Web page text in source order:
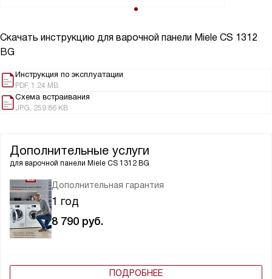
Скачать инструкцию для варочной панели Miele CS 1312
BG
Инструкция по эксплуатации
PDF, 1.24 MB
Схема встраивания
JPG, 259.86 KB
Дополнительные услуги
для варочной панели Miele CS 1312 BG
Дополнительная гарантия
1 год
8 790 руб.
ПОДРОБНЕЕ